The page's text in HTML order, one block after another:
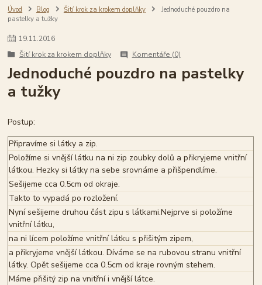
Úvod Blog Šití krok za krokem doplňky
Jednoduché pouzdro na
pastelky a tužky
19.11.2016
Šití krok za krokem doplňky
Komentáře (0)
Jednoduché pouzdro na pastelky
a tužky
Postup:
Připravíme si látky a zip.
Položíme si vnější látku na ni zip zoubky dolů a přikryjeme vnitřní
látkou. Hezky si látky na sebe srovnáme a přišpendlíme.
Sešijeme cca 0.5cm od okraje.
Takto to vypadá po rozložení.
Nyní sešijeme druhou část zipu s látkami.Nejprve si položíme
vnitřní látku,
na ni lícem položíme vnitřní látku s přišitým zipem,
a přikryjeme vnější látkou. Díváme se na rubovou stranu vnitřní
látky. Opět sešijeme cca 0.5cm od kraje rovným stehem.
Máme přišitý zip na vnitřní i vnější látce.